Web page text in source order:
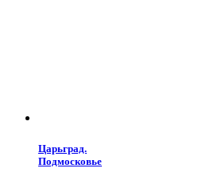
Царьград.
Подмосковье